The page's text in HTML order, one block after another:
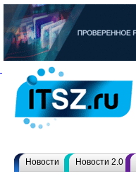
Новости Новости 2.0